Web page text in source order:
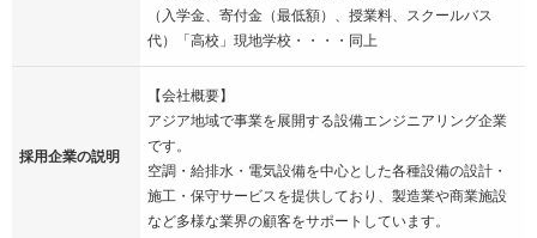
（入学金、寄付金（最低額）、授業料、スクールバス
代）「高校」現地学校・・・・同上
採用企業の説明
【会社概要】
アジア地域で事業を展開する設備エンジニアリング企業
です。
空調・給排水・電気設備を中心とした各種設備の設計・
施工・保守サービスを提供しており、製造業や商業施設
など多様な業界の顧客をサポートしています。